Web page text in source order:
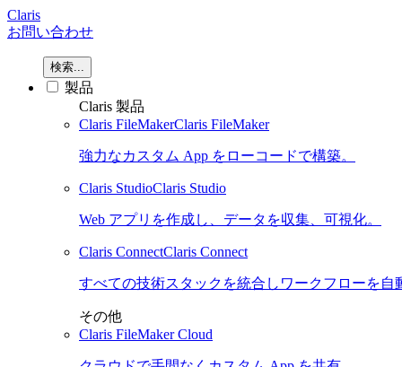
Claris
お問い合わせ
検索...
製品
Claris 製品
Claris FileMakerClaris FileMaker
強力なカスタム App をローコードで構築。
Claris StudioClaris Studio
Web アプリを作成し、データを収集、可視化。
Claris ConnectClaris Connect
すべての技術スタックを統合しワークフローを自
その他
Claris FileMaker Cloud